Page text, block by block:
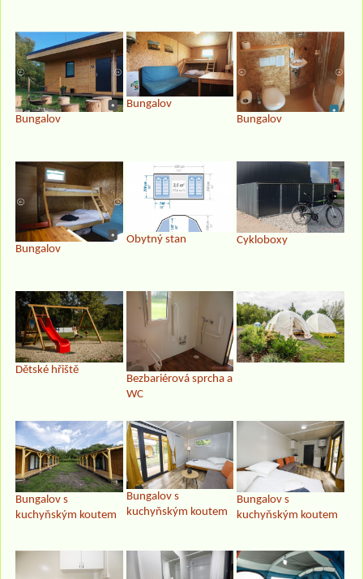
Bungalov
Bungalov
Bungalov
Bungalov
Obytný stan Cykloboxy
Dětské hřiště
Bezbariérová sprcha a
WC
Bungalov s
kuchyňským koutem
Bungalov s
kuchyňským koutem
Bungalov s
kuchyňským koutem